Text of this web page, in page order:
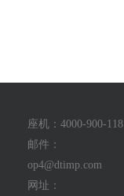
座机：4000-900-118
邮件：
op4@dtimp.com
网址：